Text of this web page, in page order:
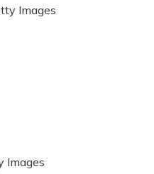
Images